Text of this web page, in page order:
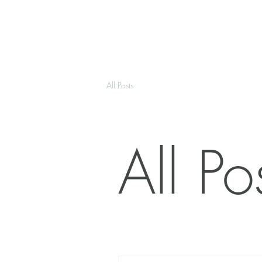
All Posts
All